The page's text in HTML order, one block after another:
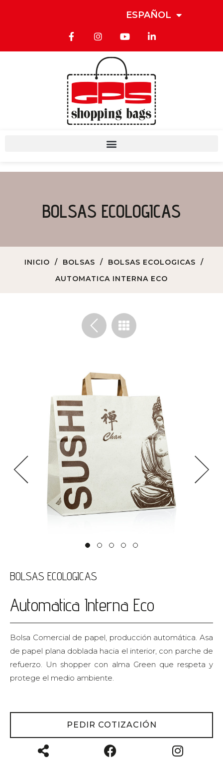
ESPAÑOL
BOLSAS ECOLOGICAS
INICIO BOLSAS
BOLSAS ECOLOGICAS
AUTOMATICA INTERNA ECO
<
< >
BOLSAS ECOLOGICAS
Automatica Interna Eco
Bolsa Comercial de papel, producción automática. Asa
de papel plana doblada hacia el interior, con parche de
refuerzo. Un shopper con alma Green que respeta y
protege el medio ambiente.
PEDIR COTIZACIÓN